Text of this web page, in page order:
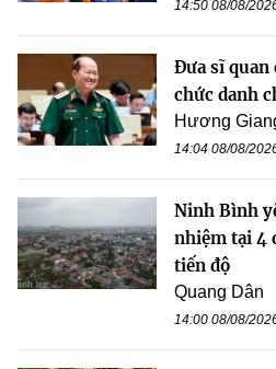
14:50 08/08/
Đưa sĩ quan
chức danh
Hương
14:04 08/08/
Ninh Bình
nhiệm tại 4
tiến độ
Quang Dân
14:00 08/08/